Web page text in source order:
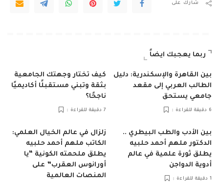
شارك على
ربما يعجبك ايضاً
بين القاهرة والإسكندرية: دليل
الطالب العربي إلى مقعد
جامعي يستحق
6 دقيقة للقراءة
كيف تختار وجهتك الجامعية
بثقة وتبني مستقبلًا أكاديميًا
ناجحًا؟
7 دقيقة للقراءة
بين الأدب والطب البيطري ..
الدكتور ملهم أحمد حلبيه
يطلق ثورة علمية في عالم
أدوية الدواجن
1 دقيقة للقراءة
زلزال في عالم الخيال العلمي:
الكاتب ملهم أحمد حلبيه
يطلق ملحمته الكونية “يا
أورانوس العقرب” على
المنصات العالمية